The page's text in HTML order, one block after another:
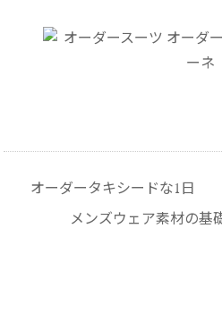
オーダータキシードな1日
メンズウェア素材の基